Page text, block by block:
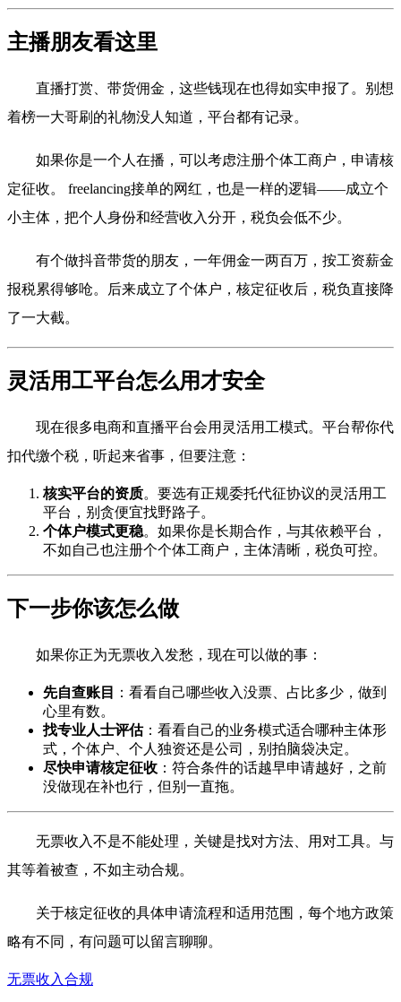
主播朋友看这里
直播打赏、带货佣金，这些钱现在也得如实申报了。别想
着榜一大哥刷的礼物没人知道，平台都有记录。
如果你是一个人在播，可以考虑注册个体工商户，申请核
定征收。 freelancing接单的网红，也是一样的逻辑——成立个
小主体，把个人身份和经营收入分开，税负会低不少。
有个做抖音带货的朋友，一年佣金一两百万，按工资薪金
报税累得够呛。后来成立了个体户，核定征收后，税负直接降
了一大截。
灵活用工平台怎么用才安全
现在很多电商和直播平台会用灵活用工模式。平台帮你代
扣代缴个税，听起来省事，但要注意：
核实平台的资质。要选有正规委托代征协议的灵活用工
平台，别贪便宜找野路子。
个体户模式更稳。如果你是长期合作，与其依赖平台，
不如自己也注册个个体工商户，主体清晰，税负可控。
下一步你该怎么做
如果你正为无票收入发愁，现在可以做的事：
先自查账目
：看看自己哪些收入没票、占比多少，做到
心里有数。
找专业人士评估：看看自己的业务模式适合哪种主体形
式，个体户、个人独资还是公司，别拍脑袋决定。
尽快申请核定征收 ：符合条件的话越早申请越好，之前
没做现在补也行，但别一直拖。
无票收入不是不能处理，关键是找对方法、用对工具。与
其等着被查，不如主动合规。
关于核定征收的具体申请流程和适用范围，每个地方政策
略有不同，有问题可以留言聊聊。
无票收入合规